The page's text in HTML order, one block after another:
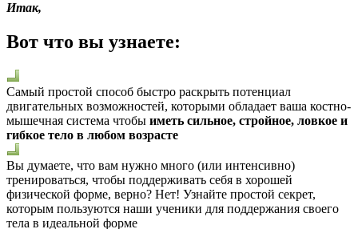
Итак,
Вот что вы узнаете:
Самый простой способ быстро раскрыть потенциал
двигательных возможностей, которыми обладает ваша костно-
мышечная система чтобы иметь сильное, стройное, ловкое и
гибкое тело в любом возрасте
Вы думаете, что вам нужно много (или интенсивно)
тренироваться, чтобы поддерживать себя в хорошей
физической форме, верно? Нет! Узнайте простой секрет,
которым пользуются наши ученики для поддержания своего
тела в идеальной форме